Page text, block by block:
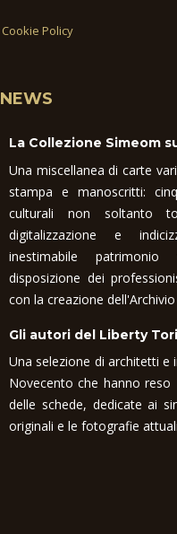
Cookie Policy
NEWS
La Collezione Simeom
Una miscellanea di carte
stampa e manoscritti:
culturali non soltanto
digitalizzazione e
inestimabile
disposizione dei
con la creazione
Gli autori del Liberty
Una selezione di architetti
Novecento che hanno
delle schede, dedicate ai
originali e le fotografie